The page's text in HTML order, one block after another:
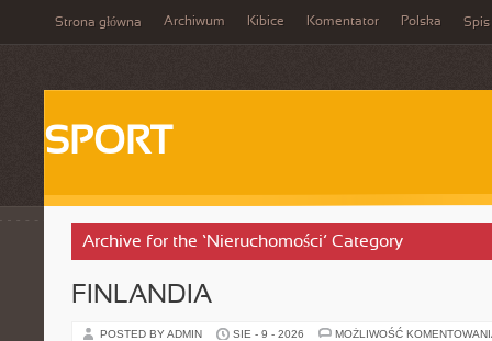
Strona główna Archiwum Kibice Komentator Polska Spis
SPORT
Archive for the ‘Nieruchomości’ Category
FINLANDIA
POSTED BY ADMIN SIE - 9 - 2026 MOŻLIWOŚĆ